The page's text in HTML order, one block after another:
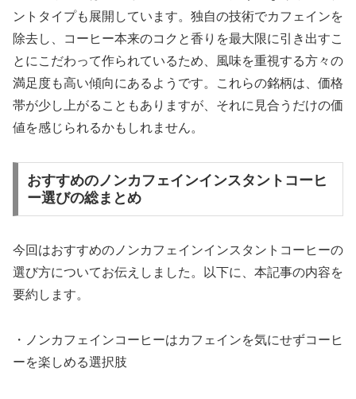
ントタイプも展開しています。独自の技術でカフェインを
除去し、コーヒー本来のコクと香りを最大限に引き出すこ
とにこだわって作られているため、風味を重視する方々の
満足度も高い傾向にあるようです。これらの銘柄は、価格
帯が少し上がることもありますが、それに見合うだけの価
値を感じられるかもしれません。
おすすめのノンカフェインインスタントコーヒ
ー選びの総まとめ
今回はおすすめのノンカフェインインスタントコーヒーの
選び方についてお伝えしました。以下に、本記事の内容を
要約します。
・ノンカフェインコーヒーはカフェインを気にせずコーヒ
ーを楽しめる選択肢